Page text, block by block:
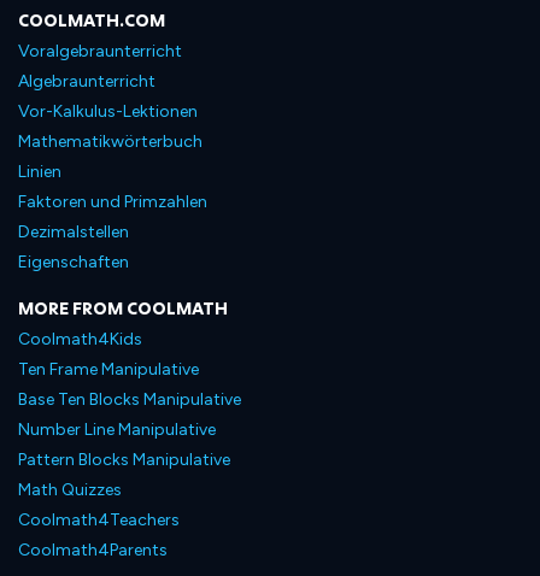
COOLMATH.COM
Voralgebraunterricht
Algebraunterricht
Vor-Kalkulus-Lektionen
Mathematikwörterbuch
Linien
Faktoren und Primzahlen
Dezimalstellen
Eigenschaften
MORE FROM COOLMATH
Coolmath4Kids
Ten Frame Manipulative
Base Ten Blocks Manipulative
Number Line Manipulative
Pattern Blocks Manipulative
Math Quizzes
Coolmath4Teachers
Coolmath4Parents